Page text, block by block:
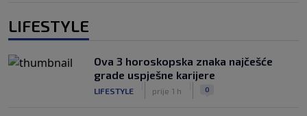
LIFESTYLE
Ova 3 horoskopska znaka najčešće
grade uspješne karijere
LIFESTYLE prije 1 h 0